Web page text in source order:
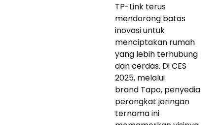
TP-Link terus
mendorong batas
inovasi untuk
menciptakan rumah
yang lebih terhubung
dan cerdas. Di CES
2025, melalui
brand Tapo, penyedia
perangkat jaringan
ternama ini